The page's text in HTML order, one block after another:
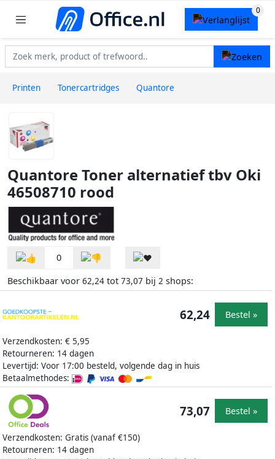
Printen Tonercartridges Quantore
Quantore Toner alternatief tbv Oki
46508710 rood
0
Beschikbaar voor 62,24 tot 73,07 bij 2 shops:
Verzendkosten: € 5,95
Retourneren: 14 dagen
Levertijd: Voor 17:00 besteld, volgende dag in huis
Betaalmethodes:
62,24 Bestel »
Verzendkosten: Gratis (vanaf €150)
Retourneren: 14 dagen
73,07 Bestel »